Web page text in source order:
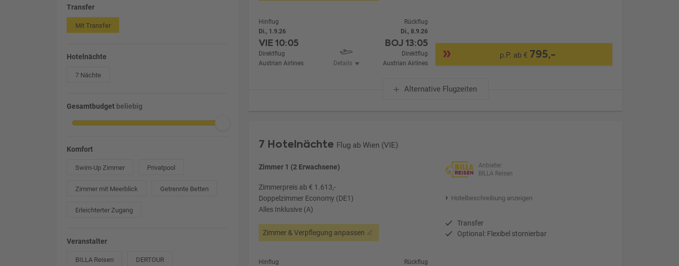
Transfer
Mit Transfer
Hotelnächte
7 Nächte
Gesamtbudget beliebig
Komfort
Swim-Up Zimmer Privatpool
Zimmer mit Meerblick Getrennte Betten
Erleichterter Zugang
Veranstalter
BILLA Reisen DERTOUR
Hinflug
Di., 1.9.26
VIE10:05
Direktflug
Austrian Airlines
Details
Rückflug
Di., 8.9.26
BOJ13:05
Direktflug
Austrian Airlines
p.P. ab € 795,-
Alternative Flugzeiten
7 Hotelnächte Flug ab Wien (VIE)
Zimmer 1 (2 Erwachsene)
Zimmerpreis ab € 1.613,-
Doppelzimmer Economy (DE1)
Alles Inklusive (A)
Zimmer & Verpflegung anpassen
Anbieter:
BILLA Reisen
Hotelbeschreibung anzeigen
Transfer
Optional: Flexibel stornierbar
Hinflug
Rückflug